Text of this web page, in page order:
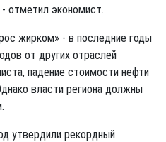
- отметил экономист.
жирком» - в последние годы
от других отраслей
падение стоимости нефти
власти региона должны
утвердили рекордный